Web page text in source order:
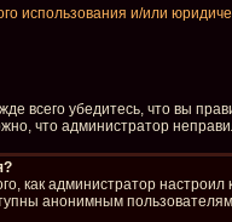
использования и/или
всего убедитесь, что вы
что администратор
как администратор
анонимным